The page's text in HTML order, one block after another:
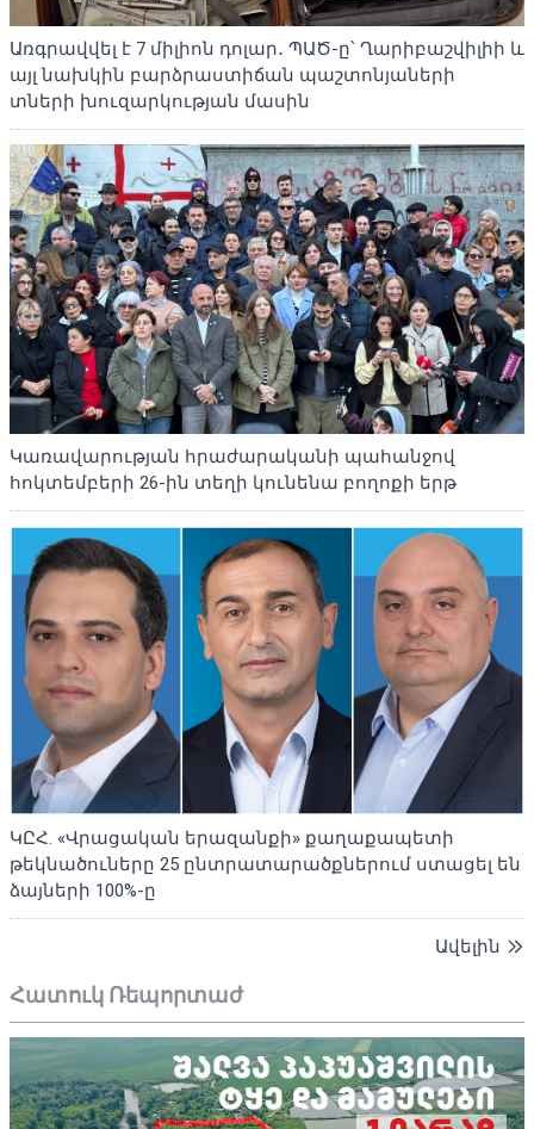
Առգրավվել է 7 միլիոն դոլար․ ՊԱԾ-ը՝ Ղարիբաշվիլիի և
այլ նախկին բարձրաստիճան պաշտոնյաների
տների խուզարկության մասին
Կառավարության հրաժարականի պահանջով
հոկտեմբերի 26-ին տեղի կունենա բողոքի երթ
ԿԸՀ. «Վրացական երազանքի» քաղաքապետի
թեկնածուները 25 ընտրատարածքներում ստացել են
ձայների 100%-ը
Ավելին
Հատուկ Ռեպորտաժ